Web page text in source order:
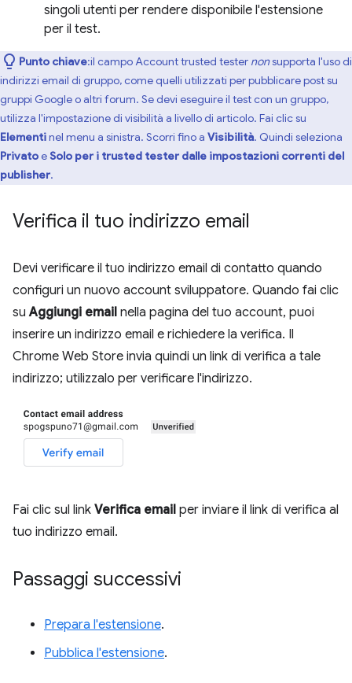
singoli utenti per rendere disponibile l'estensione
per il test.
Punto chiave:il campo Account trusted tester nonsupporta l'uso di
indirizzi email di gruppo, come quelli utilizzati per pubblicare post su
gruppi Google o altri forum. Se devi eseguire il test con un gruppo,
utilizza l'impostazione di visibilità a livello di articolo. Fai clic su
Elementinel menu a sinistra. Scorri fino a Visibilità. Quindi seleziona
PrivatoeSolo per i trusted tester dalle impostazioni correnti del
publisher.
Verifica il tuo indirizzo email
Devi verificare il tuo indirizzo email di contatto quando
configuri un nuovo account sviluppatore. Quando fai clic
suAggiungi email nella pagina del tuo account, puoi
inserire un indirizzo email e richiedere la verifica. Il
Chrome Web Store invia quindi un link di verifica a tale
indirizzo; utilizzalo per verificare l'indirizzo.
Fai clic sul link Verifica email per inviare il link di verifica al
tuo indirizzo email.
Passaggi successivi
Prepara l'estensione.
Pubblica l'estensione.